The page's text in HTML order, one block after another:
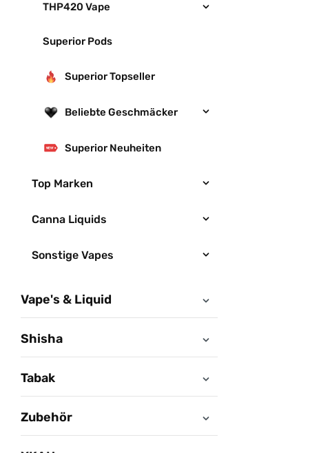
THP420 Vape
Superior Pods
Superior Topseller
Beliebte Geschmäcker
Superior Neuheiten
Top Marken
Canna Liquids
Sonstige Vapes
Vape's & Liquid
Shisha
Tabak
Zubehör